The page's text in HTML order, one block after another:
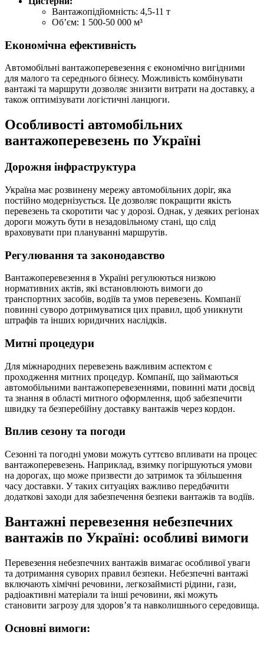
Вантажопідйомність: 4,5-11 т
Об’єм: 1 500-50 000 м³
Економічна ефективність
Автомобільні вантажоперевезення є економічно вигідними
для малого та середнього бізнесу. Можливість комбінувати
вантажі та маршрути дозволяє знизити витрати на доставку, а
також оптимізувати логістичні ланцюги.
Особливості автомобільних
вантажоперевезень по Україні
Дорожня інфраструктура
Україна має розвинену мережу автомобільних доріг, яка
постійно модернізується. Це дозволяє покращити якість
перевезень та скоротити час у дорозі. Однак, у деяких регіонах
дороги можуть бути в незадовільному стані, що слід
враховувати при плануванні маршрутів.
Регулювання та законодавство
Вантажоперевезення в Україні регулюються низкою
нормативних актів, які встановлюють вимоги до
транспортних засобів, водіїв та умов перевезень. Компанії
повинні суворо дотримуватися цих правил, щоб уникнути
штрафів та інших юридичних наслідків.
Митні процедури
Для міжнародних перевезень важливим аспектом є
проходження митних процедур. Компанії, що займаються
автомобільними вантажоперевезеннями, повинні мати досвід
та знання в області митного оформлення, щоб забезпечити
швидку та безперебійну доставку вантажів через кордон.
Вплив сезону та погоди
Сезонні та погодні умови можуть суттєво впливати на процес
вантажоперевезень. Наприклад, взимку погіршуються умови
на дорогах, що може призвести до затримок та збільшення
часу доставки. У таких ситуаціях важливо передбачити
додаткові заходи для забезпечення безпеки вантажів та водіїв.
Вантажні перевезення небезпечних
вантажів по Україні: особливі вимоги
Перевезення небезпечних вантажів вимагає особливої уваги
та дотримання суворих правил безпеки. Небезпечні вантажі
включають хімічні речовини, легкозаймисті рідини, гази,
радіоактивні матеріали та інші речовини, які можуть
становити загрозу для здоров’я та навколишнього середовища.
Основні вимоги: